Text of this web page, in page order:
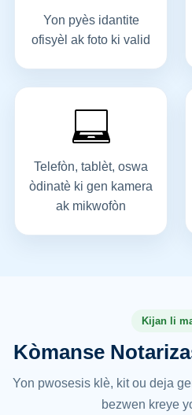
Yon pyès idantite
ofisyèl ak foto ki valid
Telefòn, tablèt, oswa
òdinatè ki gen kamera
ak mikwofòn
Kijan li
Kòmanse
Yon pwosesis klè, kit ou deja
bezwen kreye